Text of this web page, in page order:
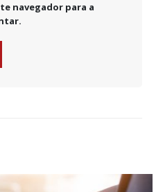
navegador para a